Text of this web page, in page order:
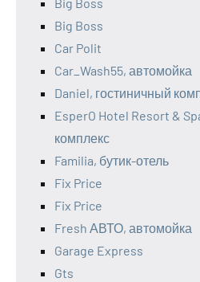
Big Boss
Car Polit
Car_Wash55, автомойка
Daniel, гостиничный
EsperO Hotel Resort &
комплекс
Familia, бутик-отель
Fix Price
Fix Price
Fresh АВТО, автомойка
Garage Express
Gts